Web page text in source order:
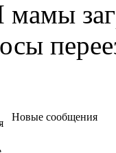
Новые сообщения